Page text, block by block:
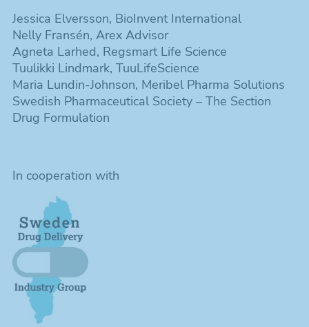
Jessica Elversson, BioInvent International
Nelly Fransén, Arex Advisor
Agneta Larhed, Regsmart Life Science
Tuulikki Lindmark, TuuLifeScience
Maria Lundin-Johnson, Meribel Pharma Solutions
Swedish Pharmaceutical Society – The Section
Drug Formulation
In cooperation with